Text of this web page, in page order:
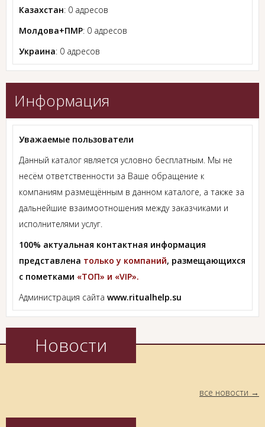
Казахстан: 0 адресов
Молдова+ПМР: 0 адресов
Украина: 0 адресов
Информация
Уважаемые пользователи
Данный каталог является условно бесплатным. Мы не
несём ответственности за Ваше обращение к
компаниям размещённым в данном каталоге, а также за
дальнейшие взаимоотношения между заказчиками и
исполнителями услуг.
100% актуальная контактная информация
представлена только у компаний, размещающихся
с пометками «ТОП» и «VIP».
Администрация сайта www.ritualhelp.su
Новости
все новости